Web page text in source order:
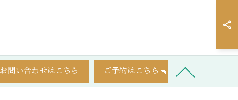
お問い合わせはこちら ご予約はこちら